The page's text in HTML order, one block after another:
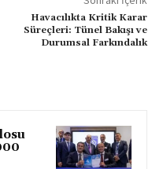
Havacılıkta Kritik Karar
Süreçleri: Tünel Bakışı ve
Durumsal Farkındalık